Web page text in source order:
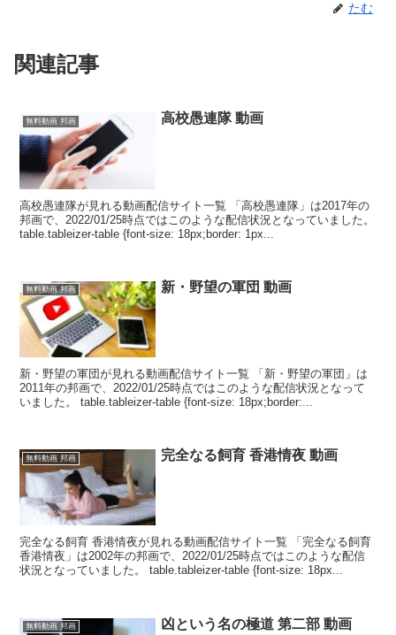
たむ
関連記事
無料動画 邦画 高校愚連隊 動画
高校愚連隊が見れる動画配信サイト一覧 「高校愚連隊」は2017年の
邦画で、2022/01/25時点ではこのような配信状況となっていました。
table.tableizer-table {font-size: 18px;border: 1px...
無料動画 邦画 新・野望の軍団 動画
新・野望の軍団が見れる動画配信サイト一覧 「新・野望の軍団」は
2011年の邦画で、2022/01/25時点ではこのような配信状況となって
いました。 table.tableizer-table {font-size: 18px;border:...
無料動画 邦画 完全なる飼育 香港情夜 動画
完全なる飼育 香港情夜が見れる動画配信サイト一覧 「完全なる飼育
香港情夜」は2002年の邦画で、2022/01/25時点ではこのような配信
状況となっていました。 table.tableizer-table {font-size: 18px...
無料動画 邦画 凶という名の極道 第二部 動画